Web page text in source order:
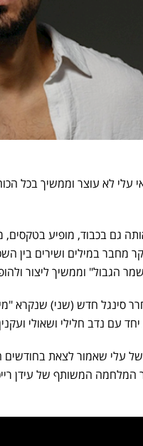
עלי לא עוצר וממשיך בכל
גם בכבוד, מופיע
מחבר במילים ושירים בין
הגבול" וממשיך ליצור
סינגל חדש (שני) שנקרא
עם נדב חלילי ושאולי
עלי שאמור לצאת בחודשים
המשותף של עידן